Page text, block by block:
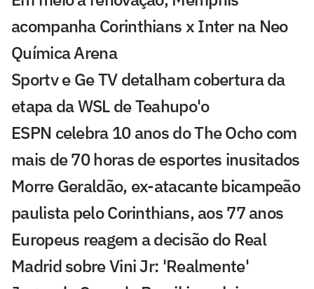
acompanha Corinthians x Inter na Neo
Química Arena
Sportv e Ge TV detalham cobertura da
etapa da WSL de Teahupo'o
ESPN celebra 10 anos do The Ocho com
mais de 70 horas de esportes inusitados
Morre Geraldão, ex-atacante bicampeão
paulista pelo Corinthians, aos 77 anos
Europeus reagem a decisão do Real
Madrid sobre Vini Jr: 'Realmente'